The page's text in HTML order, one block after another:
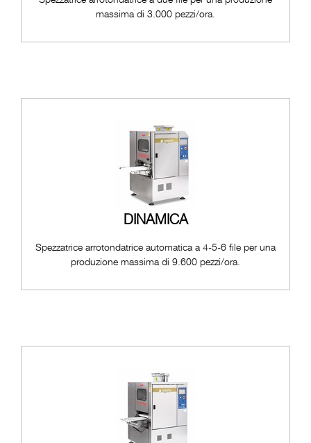
massima di 3.000 pezzi/ora.
DINAMICA
Spezzatrice arrotondatrice automatica a 4-5-6 file per una
produzione massima di 9.600 pezzi/ora.